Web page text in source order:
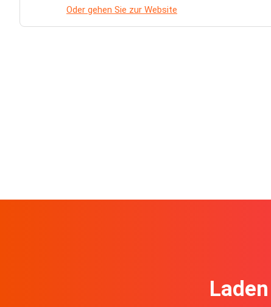
Oder gehen Sie zur Website